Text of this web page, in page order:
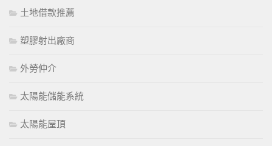
土地借款推薦
塑膠射出廠商
外勞仲介
太陽能儲能系統
太陽能屋頂